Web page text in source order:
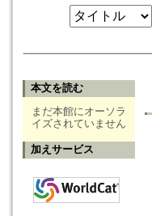
本文を読む
まだ本館にオーソラ
イズされていません
加えサービス